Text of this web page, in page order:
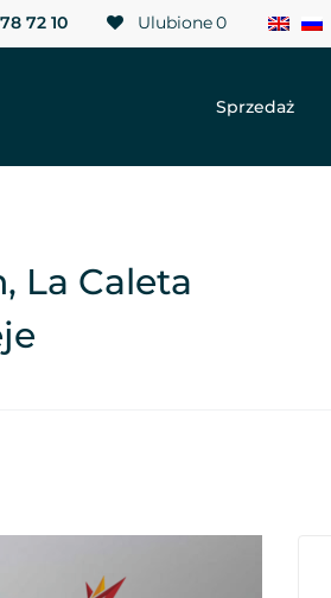
Ulubione0
72 10
Sprzedaż
La Caleta